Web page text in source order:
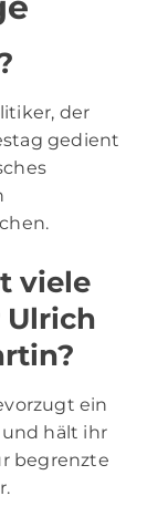
der
gedient
viele
ein
hält ihr
begrenzte